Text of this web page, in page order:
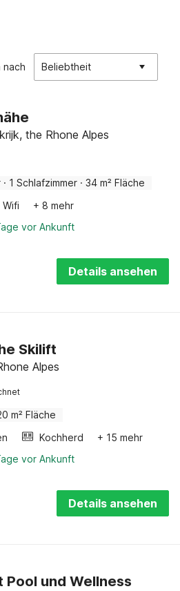
nach Beliebtheit
the Rhone Alpes
· 1 Schlafzimmer · 34 m² Fläche
Wifi
+ 8 mehr
vor Ankunft
Details ansehen
Skilift
Alpes
m² Fläche
Kochherd
+ 15 mehr
vor Ankunft
Details ansehen
Pool und Wellness